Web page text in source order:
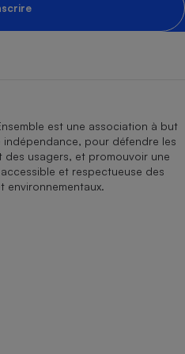
est une association à but
pour défendre les
usagers, et promouvoir une
et respectueuse des
environnementaux.